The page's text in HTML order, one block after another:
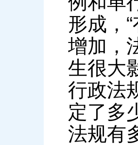
形成，
增加，
生很大
行政法
定了多
法规有